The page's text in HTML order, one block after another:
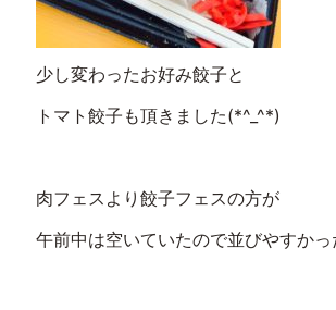
少し変わったお好み餃子と
トマト餃子も頂きました(*^_^*)
肉フェスより餃子フェスの方が
午前中は空いていたので並びやすかっ